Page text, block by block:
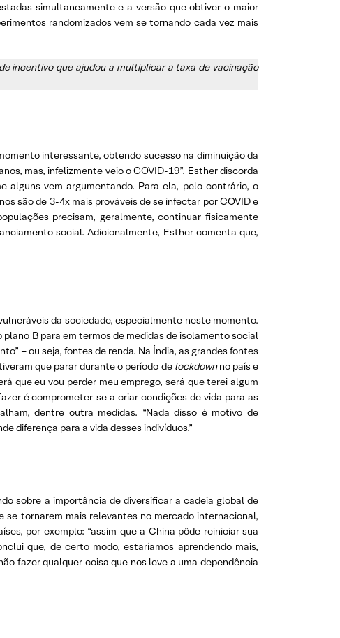
simultaneamente e a versão que obtiver o maior
randomizados vem se tornando cada vez mais
incentivo que ajudou a multiplicar a taxa de vacinação
interessante, obtendo sucesso na diminuição da
mas, infelizmente veio o COVID-19”. Esther discorda
alguns vem argumentando. Para ela, pelo contrário, o
são de 3-4x mais prováveis de se infectar por COVID e
precisam, geralmente, continuar fisicamente
social. Adicionalmente, Esther comenta que,
da sociedade, especialmente neste momento.
plano B para em termos de medidas de isolamento social
– ou seja, fontes de renda. Na Índia, as grandes fontes
que parar durante o período de lockdownno país e
que eu vou perder meu emprego, será que terei algum
é comprometer-se a criar condições de vida para as
dentre outra medidas. “Nada disso é motivo de
diferença para a vida desses indivíduos.”
sobre a importância de diversificar a cadeia global de
tornarem mais relevantes no mercado internacional,
por exemplo: “assim que a China pôde reiniciar sua
que, de certo modo, estaríamos aprendendo mais,
fazer qualquer coisa que nos leve a uma dependência